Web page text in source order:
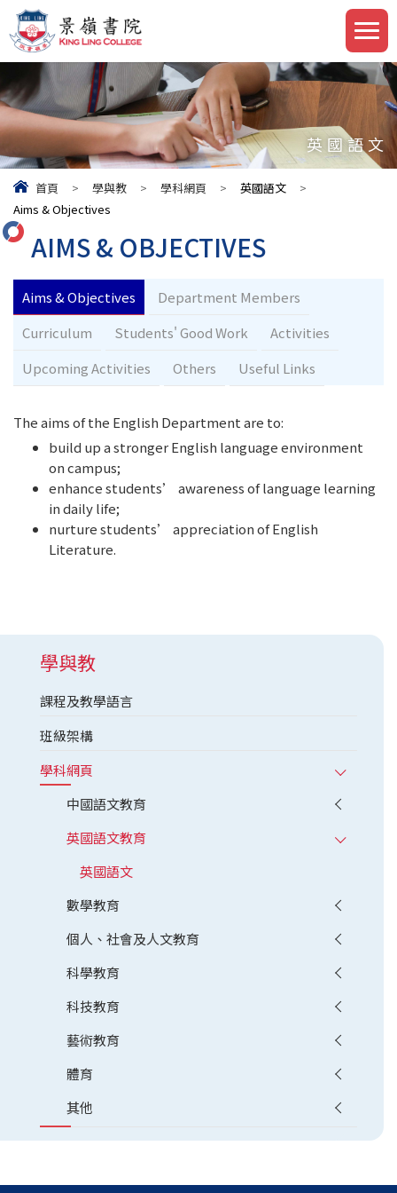
英國語文
首頁 > 學與教 > 學科網頁 > 英國語文
>
Aims & Objectives
AIMS & OBJECTIVES
Aims & Objectives
Department Members
Curriculum
Students' Good Work
Activities
Upcoming Activities
Others Useful Links
The aims of the English Department are to:
build up a stronger English language environment
on campus;
enhance students’ awareness of language learning
in daily life;
nurture students’ appreciation of English
Literature.
學與教
課程及教學語言
班級架構
學科網頁
中國語文教育
英國語文教育
英國語文
數學教育
個人、社會及人文教育
科學教育
科技教育
藝術教育
體育
其他